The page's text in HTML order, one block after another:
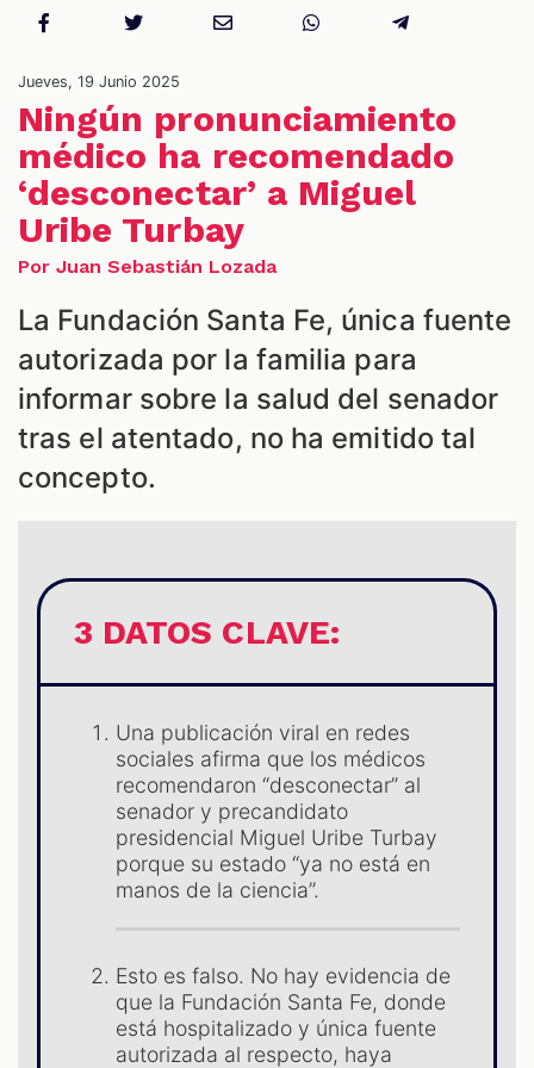
Jueves, 19 Junio 2025
Ningún pronunciamiento
médico ha recomendado
‘desconectar’ a Miguel
Uribe Turbay
Por Juan Sebastián Lozada
La Fundación Santa Fe, única fuente
autorizada por la familia para
informar sobre la salud del senador
tras el atentado, no ha emitido tal
concepto.
3 DATOS CLAVE:
Una publicación viral en redes
sociales afirma que los médicos
recomendaron “desconectar” al
senador y precandidato
presidencial Miguel Uribe Turbay
porque su estado “ya no está en
manos de la ciencia”.
Esto es falso. No hay evidencia de
que la Fundación Santa Fe, donde
está hospitalizado y única fuente
autorizada al respecto, haya